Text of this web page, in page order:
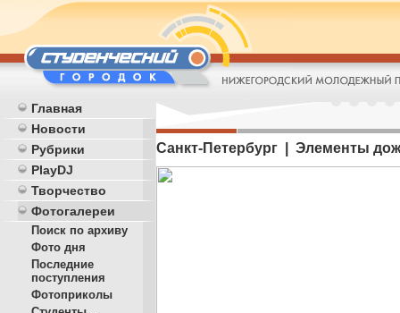
Главная
Новости
Рубрики
PlayDJ
Творчество
Фотогалереи
Поиск по архиву
Фото дня
Последние
поступления
Фотоприколы
Санкт-Петербург | Элементы